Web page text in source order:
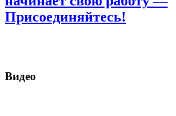
Присоединяйтесь!
Видео